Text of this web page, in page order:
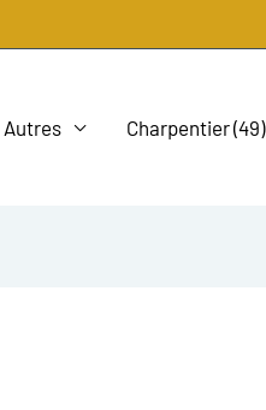
Autres Charpentier (49)